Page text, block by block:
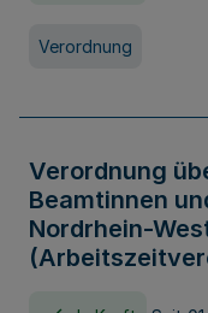
Verordnung
Verordnung
Beamtinnen
Nordrhein-